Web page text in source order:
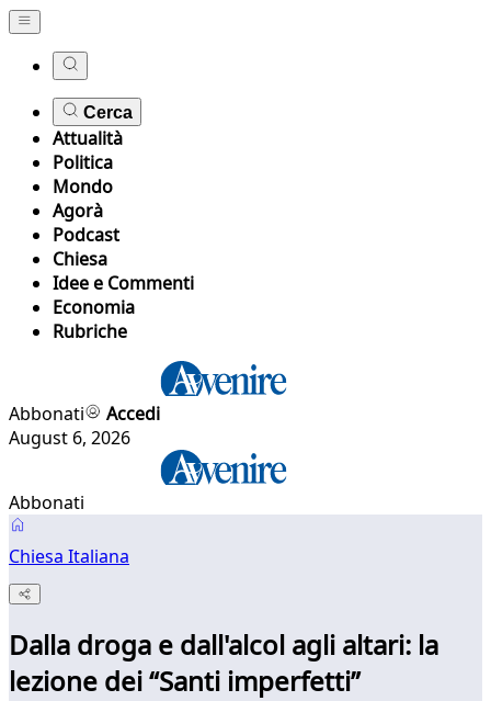
Cerca
Attualità
Politica
Mondo
Agorà
Podcast
Chiesa
Idee e Commenti
Economia
Rubriche
Abbonati
Accedi
August 6, 2026
Abbonati
Chiesa Italiana
Dalla droga e dall'alcol agli altari: la
lezione dei “Santi imperfetti”